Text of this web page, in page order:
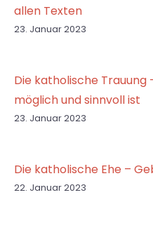
allen Texten
23. Januar 2023
Die katholische Trauung
möglich und sinnvoll ist
23. Januar 2023
Die katholische Ehe –
22. Januar 2023